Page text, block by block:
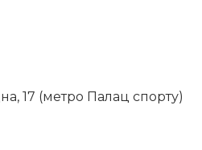
17 (метро Палац спорту)